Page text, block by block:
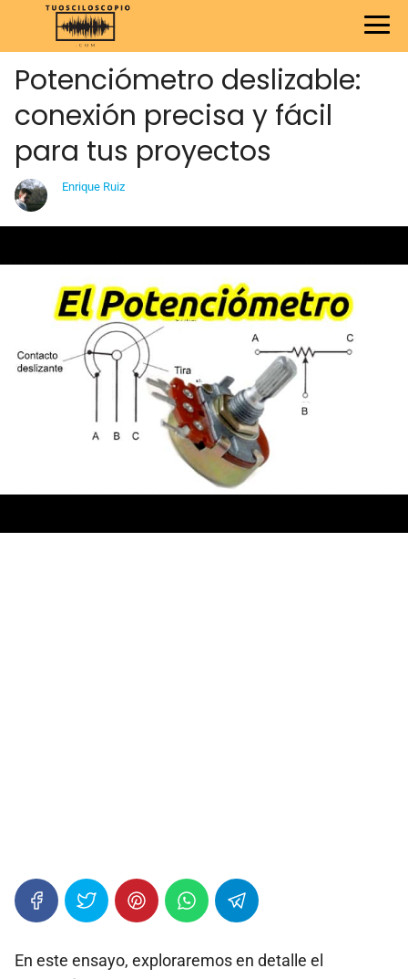
Potenciómetro deslizable:
conexión precisa y fácil
para tus proyectos
Enrique Ruiz
En este ensayo, exploraremos en detalle el